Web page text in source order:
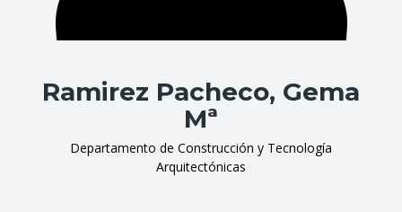
Ramirez Pacheco, Gema
Mª
Departamento de Construcción y Tecnología
Arquitectónicas